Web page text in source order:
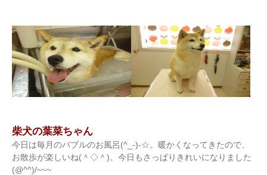
柴犬の葉菜ちゃん
今日は毎月のバブルのお風呂(^_-)-☆。暖かくなってきたので、
お散歩が楽しいね(＾◇＾)。今日もさっぱりきれいになりました
(@^^)/~~~